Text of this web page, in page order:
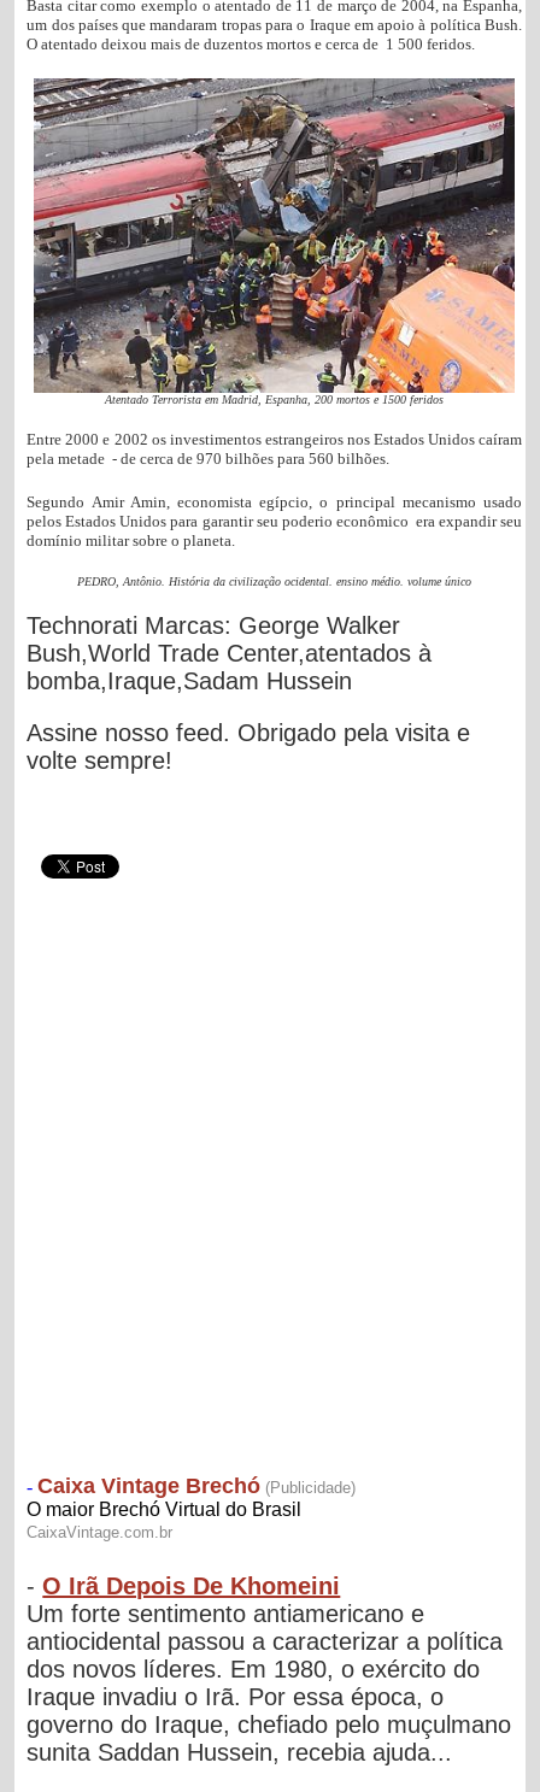
Basta citar como exemplo o atentado de 11 de março de 2004, na Espanha,
um dos países que mandaram tropas para o Iraque em apoio à política Bush.
O atentado deixou mais de duzentos mortos e cerca de 1 500 feridos.
Atentado Terrorista em Madrid, Espanha, 200 mortos e 1500 feridos
Entre 2000 e 2002 os investimentos estrangeiros nos Estados Unidos caíram
pela metade - de cerca de 970 bilhões para 560 bilhões.
Segundo Amir Amin, economista egípcio, o principal mecanismo usado
pelos Estados Unidos para garantir seu poderio econômico era expandir seu
domínio militar sobre o planeta.
PEDRO, Antônio. História da civilização ocidental. ensino médio. volume único
Technorati Marcas: George Walker
Bush,World Trade Center,atentados à
bomba,Iraque,Sadam Hussein
Assine nosso feed. Obrigado pela visita e
volte sempre!
-O Irã Depois De Khomeini
Um forte sentimento antiamericano e
antiocidental passou a caracterizar a política
dos novos líderes. Em 1980, o exército do
Iraque invadiu o Irã. Por essa época, o
governo do Iraque, chefiado pelo muçulmano
sunita Saddan Hussein, recebia ajuda...